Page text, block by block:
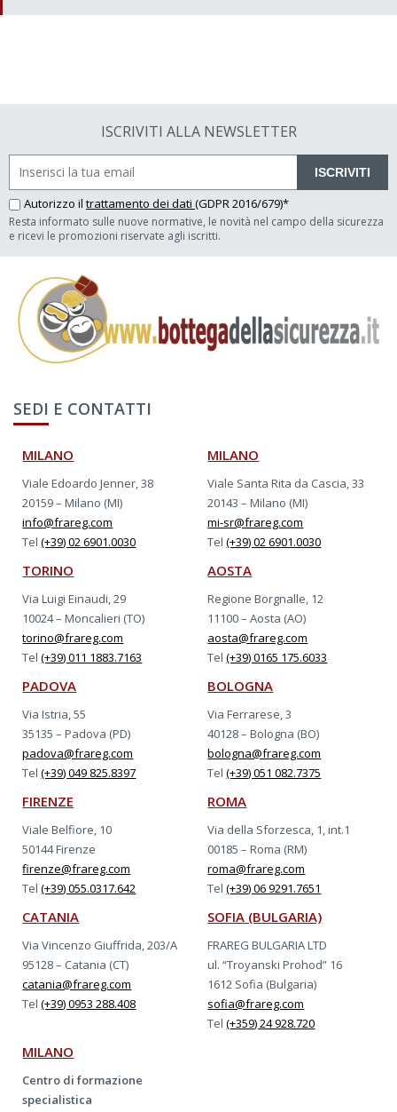
ISCRIVITI ALLA NEWSLETTER
ISCRIVITI
Autorizzo il trattamento dei dati (GDPR 2016/679)*
Resta informato sulle nuove normative, le novità nel campo della sicurezza
e ricevi le promozioni riservate agli iscritti.
SEDI E CONTATTI
MILANO
Viale Edoardo Jenner, 38
20159 – Milano (MI)
info@frareg.com
Tel(+39) 02 6901.0030
MILANO
Viale Santa Rita da Cascia, 33
20143 – Milano (MI)
mi-sr@frareg.com
Tel(+39) 02 6901.0030
TORINO
Via Luigi Einaudi, 29
10024 – Moncalieri (TO)
torino@frareg.com
Tel(+39) 011 1883.7163
AOSTA
Regione Borgnalle, 12
11100 – Aosta (AO)
aosta@frareg.com
Tel(+39) 0165 175.6033
PADOVA
Via Istria, 55
35135 – Padova (PD)
padova@frareg.com
Tel(+39) 049 825.8397
BOLOGNA
Via Ferrarese, 3
40128 – Bologna (BO)
bologna@frareg.com
Tel(+39) 051 082.7375
FIRENZE
Viale Belfiore, 10
50144 Firenze
firenze@frareg.com
Tel(+39) 055.0317.642
ROMA
Via della Sforzesca, 1, int.1
00185 – Roma (RM)
roma@frareg.com
Tel(+39) 06 9291.7651
CATANIA
Via Vincenzo Giuffrida, 203/A
95128 – Catania (CT)
catania@frareg.com
Tel(+39) 0953 288.408
SOFIA (BULGARIA)
FRAREG BULGARIA LTD
ul. “Troyanski Prohod” 16
1612 Sofia (Bulgaria)
sofia@frareg.com
Tel(+359) 24 928.720
MILANO
Centro di formazione
specialistica